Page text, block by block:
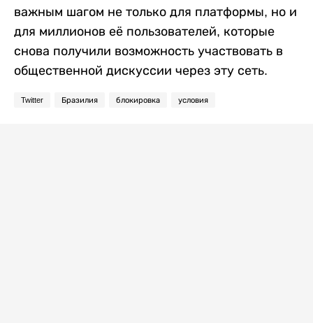
важным шагом не только для платформы, но и
для миллионов её пользователей, которые
снова получили возможность участвовать в
общественной дискуссии через эту сеть.
Twitter Бразилия блокировка условия